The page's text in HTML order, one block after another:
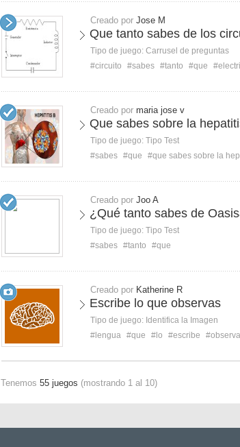
Creado por Jose M
Que tanto sabes de los
Tipo de juego: Carrusel de preguntas
#circuito
#sabes #tanto #que
Creado por maria jose v
Que sabes sobre la
Tipo de juego: Tipo Test
#sabes #que #que sabes sobre la
Creado por Joo A
¿Qué tanto sabes de
Tipo de juego: Tipo Test
#sabes #tanto #que
Creado por Katherine R
Escribe lo que observas
Tipo de juego: Identifica la Imagen
#lengua #que #lo #escribe
Tenemos 55 juegos (mostrando 1 al 10)